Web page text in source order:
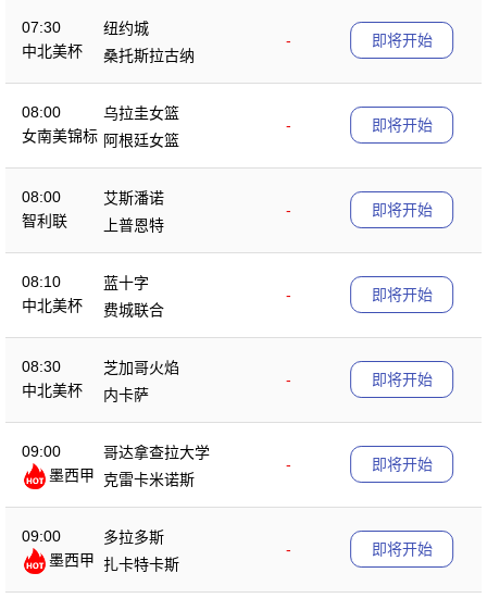
07:30
中北美杯
纽约城
-
桑托斯拉古纳
即将开始
08:00
女南美锦标
乌拉圭女篮
-
阿根廷女篮
即将开始
08:00
智利联
艾斯潘诺
-
上普恩特
即将开始
08:10
中北美杯
蓝十字
-
费城联合
即将开始
08:30
中北美杯
芝加哥火焰
-
内卡萨
即将开始
09:00
墨西甲
哥达拿查拉大学
-
克雷卡米诺斯
即将开始
09:00
墨西甲
多拉多斯
-
扎卡特卡斯
即将开始